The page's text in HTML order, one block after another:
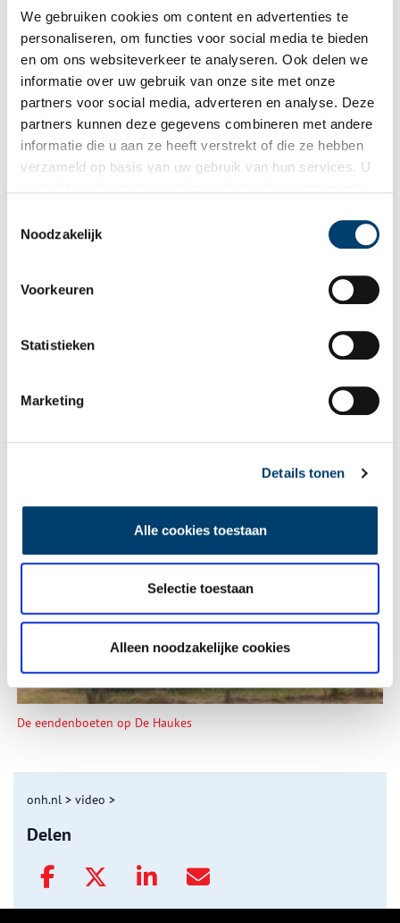
We gebruiken cookies om content en advertenties te
personaliseren, om functies voor social media te bieden
en om ons websiteverkeer te analyseren. Ook delen we
informatie over uw gebruik van onze site met onze
partners voor social media, adverteren en analyse. Deze
partners kunnen deze gegevens combineren met andere
informatie die u aan ze heeft verstrekt of die ze hebben
verzameld op basis van uw gebruik van hun services. U
Noodzakelijk
Voorkeuren
Statistieken
Marketing
Details tonen
Alle cookies toestaan
Selectie toestaan
Alleen noodzakelijke cookies
Vink dit aan als u op de hoogte gehouden wil worden.
De eendenboeten op De Haukes
onh.nl > video >
Delen